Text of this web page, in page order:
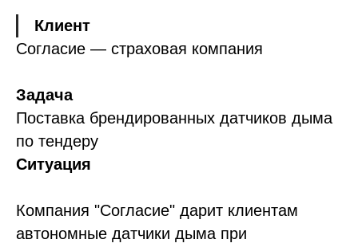
Клиент
Согласие — страховая компания
Задача
Поставка брендированных датчиков дыма
по тендеру
Ситуация
Компания "Согласие" дарит клиентам
автономные датчики дыма при